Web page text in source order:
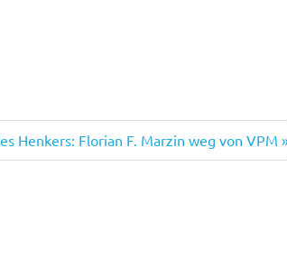
Henkers: Florian F. Marzin weg von VPM